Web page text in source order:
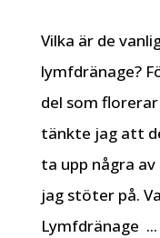
Vilka är de
lymfdränage?
del som
tänkte jag att
ta upp några
jag stöter på.
Lymfdränage ...